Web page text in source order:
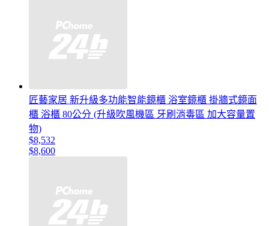
匠藝家居 新升級多功能智能鏡櫃 浴室鏡櫃 掛牆式鏡面
櫃 浴櫃 80公分 (升級吹風機區 牙刷消毒區 加大容量置
物)
$8,532
$8,600